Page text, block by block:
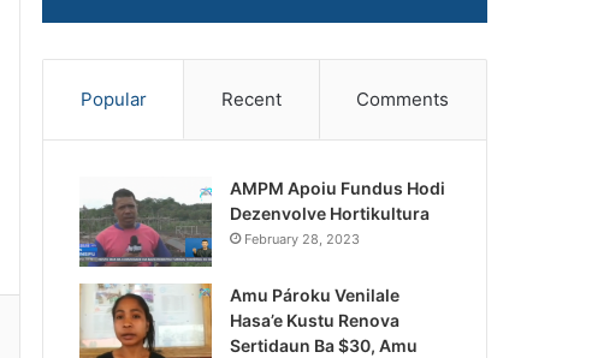
Popular Recent Comments
AMPM Apoiu Fundus Hodi
Dezenvolve Hortikultura
February 28, 2023
Amu Pároku Venilale
Hasa’e Kustu Renova
Sertidaun Ba $30, Amu